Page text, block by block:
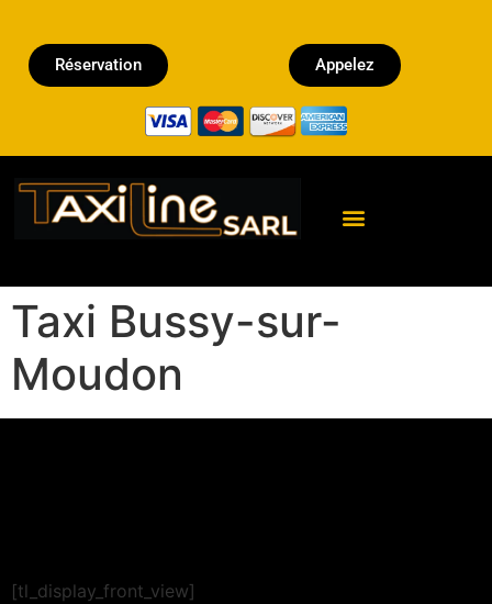
Réservation Appelez
Taxi Bussy-sur-
Moudon
[tl_display_front_view]